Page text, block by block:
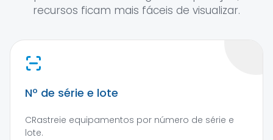
recursos ficam mais fáceis de visualizar.
Nº de série e lote
CRastreie equipamentos por número de série e
lote.